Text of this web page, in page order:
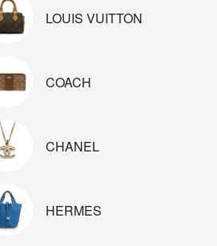
LOUIS VUITTON
COACH
CHANEL
HERMES